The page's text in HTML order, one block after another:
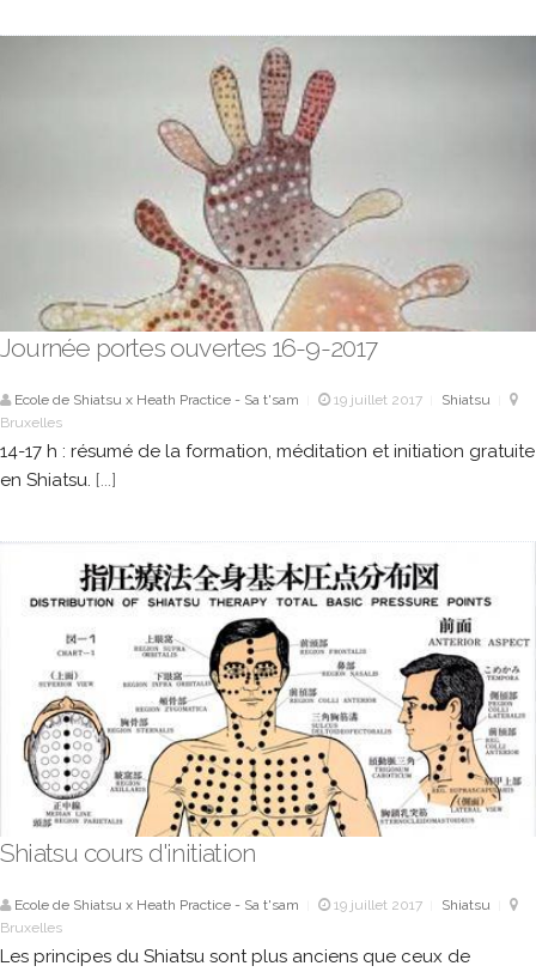
Journée portes ouvertes 16-9-2017
Ecole de Shiatsu x Heath Practice - Sa t'sam 19 juillet 2017 Shiatsu
Bruxelles
14-17 h : résumé de la formation, méditation et initiation gratuite
en Shiatsu. [...]
Shiatsu cours d'initiation
Ecole de Shiatsu x Heath Practice - Sa t'sam 19 juillet 2017 Shiatsu
Bruxelles
Les principes du Shiatsu sont plus anciens que ceux de